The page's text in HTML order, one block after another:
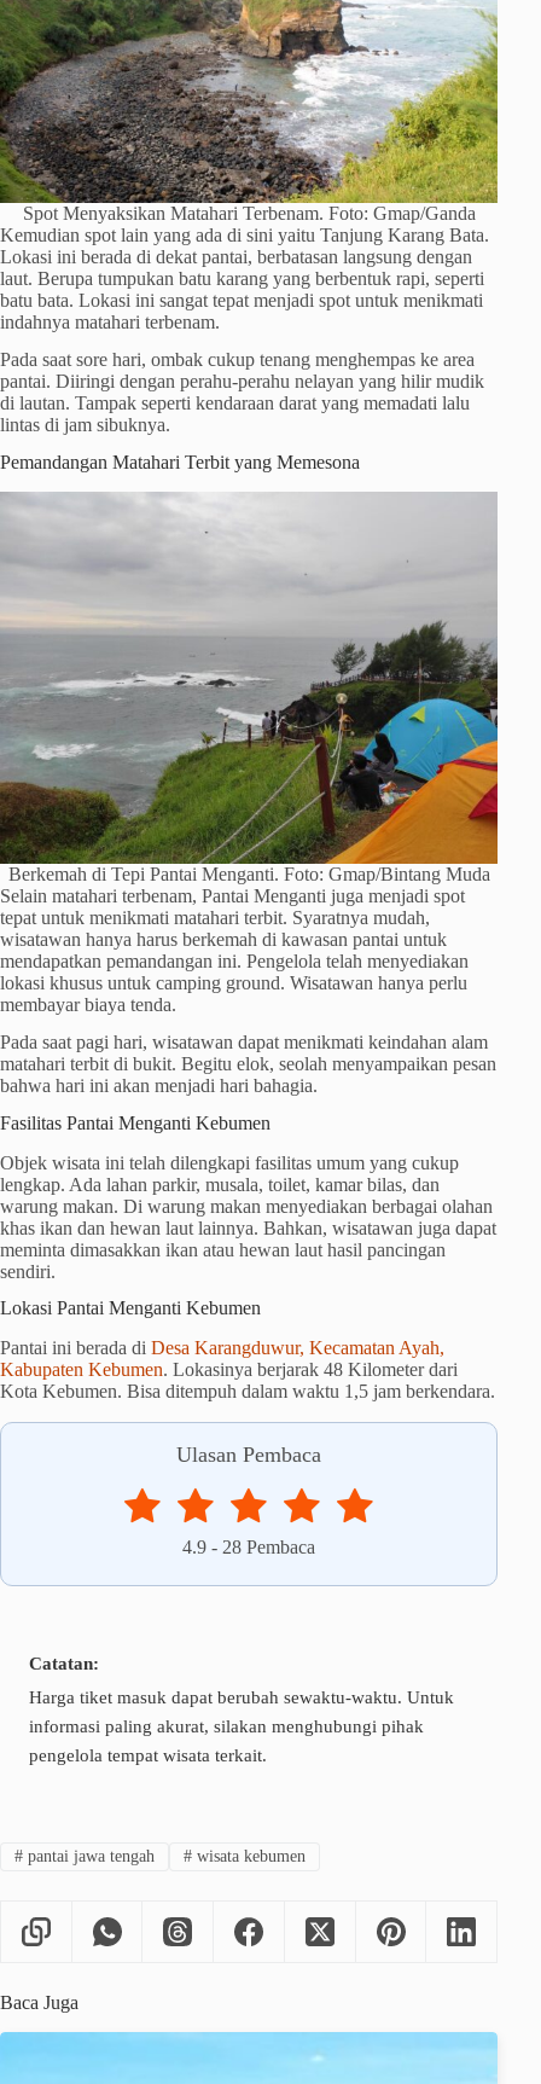
Spot Menyaksikan Matahari Terbenam. Foto: Gmap/Ganda
Kemudian spot lain yang ada di sini yaitu Tanjung Karang Bata.
Lokasi ini berada di dekat pantai, berbatasan langsung dengan
laut. Berupa tumpukan batu karang yang berbentuk rapi, seperti
batu bata. Lokasi ini sangat tepat menjadi spot untuk menikmati
indahnya matahari terbenam.
Pada saat sore hari, ombak cukup tenang menghempas ke area
pantai. Diiringi dengan perahu-perahu nelayan yang hilir mudik
di lautan. Tampak seperti kendaraan darat yang memadati lalu
lintas di jam sibuknya.
Pemandangan Matahari Terbit yang Memesona
Berkemah di Tepi Pantai Menganti. Foto: Gmap/Bintang Muda
Selain matahari terbenam, Pantai Menganti juga menjadi spot
tepat untuk menikmati matahari terbit. Syaratnya mudah,
wisatawan hanya harus berkemah di kawasan pantai untuk
mendapatkan pemandangan ini. Pengelola telah menyediakan
lokasi khusus untuk camping ground. Wisatawan hanya perlu
membayar biaya tenda.
Pada saat pagi hari, wisatawan dapat menikmati keindahan alam
matahari terbit di bukit. Begitu elok, seolah menyampaikan pesan
bahwa hari ini akan menjadi hari bahagia.
Fasilitas Pantai Menganti Kebumen
Objek wisata ini telah dilengkapi fasilitas umum yang cukup
lengkap. Ada lahan parkir, musala, toilet, kamar bilas, dan
warung makan. Di warung makan menyediakan berbagai olahan
khas ikan dan hewan laut lainnya. Bahkan, wisatawan juga dapat
meminta dimasakkan ikan atau hewan laut hasil pancingan
sendiri.
Lokasi Pantai Menganti Kebumen
Pantai ini berada di Desa Karangduwur, Kecamatan Ayah,
Kabupaten Kebumen. Lokasinya berjarak 48 Kilometer dari
Kota Kebumen. Bisa ditempuh dalam waktu 1,5 jam berkendara.
Ulasan Pembaca
4.9 - 28 Pembaca
Catatan:
Harga tiket masuk dapat berubah sewaktu-waktu. Untuk
informasi paling akurat, silakan menghubungi pihak
pengelola tempat wisata terkait.
#pantai jawa tengah #wisata kebumen
Baca Juga